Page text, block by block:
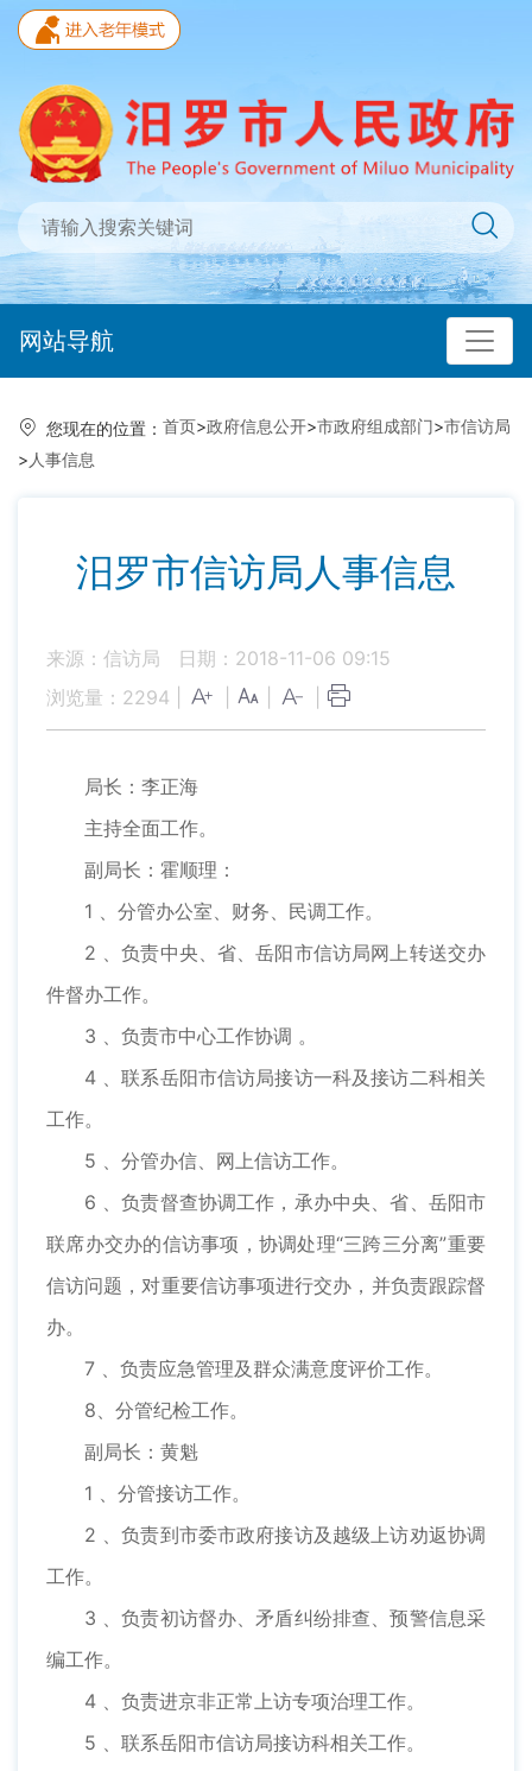
网站导航
您现在的位置： 首页>政府信息公开>市政府组成部门>市信访局
> 人事信息
汨罗市信访局人事信息
来源：信访局
日期：2018-11-06 09:15
浏览量： 2294
局长：李正海
主持全面工作。
副局长：霍顺理：
1 、分管办公室、财务、民调工作。
2 、负责中央、省、岳阳市信访局网上转送交办
件督办工作。
3 、负责市中心工作协调 。
4 、联系岳阳市信访局接访一科及接访二科相关
工作。
5 、分管办信、网上信访工作。
6 、负责督查协调工作，承办中央、省、岳阳市
联席办交办的信访事项，协调处理“三跨三分离”重要
信访问题，对重要信访事项进行交办，并负责跟踪督
办。
7 、负责应急管理及群众满意度评价工作。
8、分管纪检工作。
副局长：黄魁
1 、分管接访工作。
2 、负责到市委市政府接访及越级上访劝返协调
工作。
3 、负责初访督办、矛盾纠纷排查、预警信息采
编工作。
4 、负责进京非正常上访专项治理工作。
5 、联系岳阳市信访局接访科相关工作。